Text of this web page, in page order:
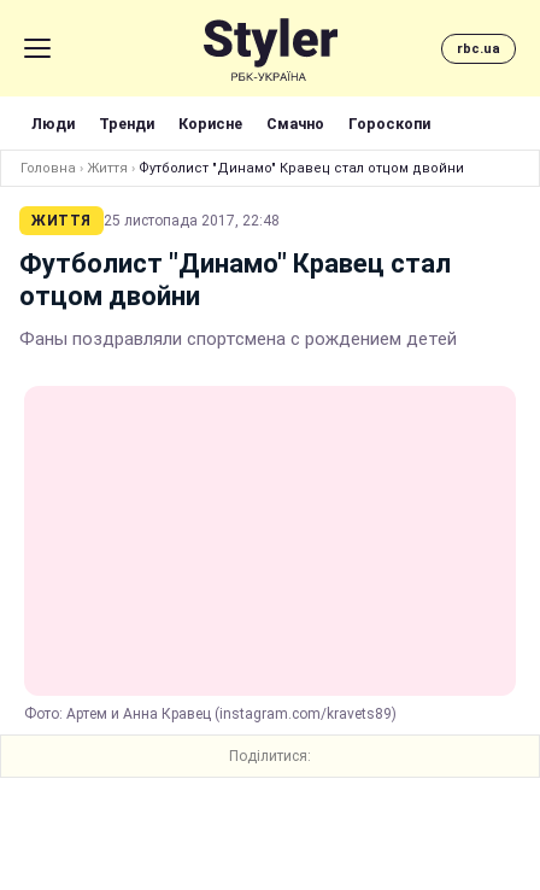
rbc.ua
Люди Тренди Корисне Смачно Гороскопи
Головна › Життя › Футболист "Динамо" Кравец стал отцом двойни
ЖИТТЯ 25 листопада 2017, 22:48
Футболист "Динамо" Кравец стал
отцом двойни
Фаны поздравляли спортсмена с рождением детей
Фото: Артем и Анна Кравец (instagram.com/kravets89)
Поділитися: